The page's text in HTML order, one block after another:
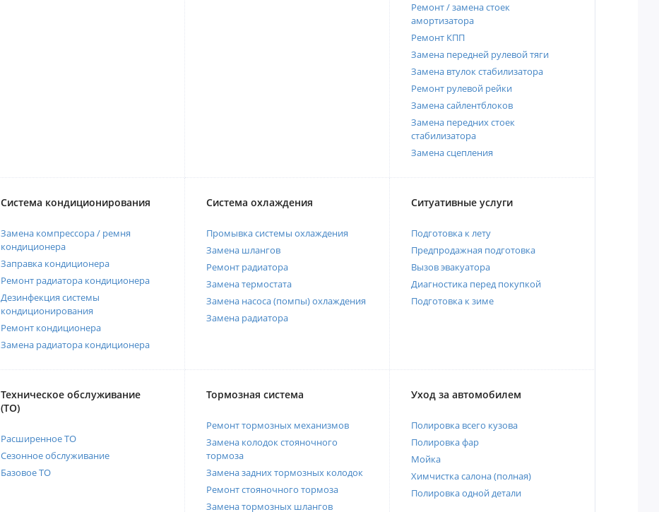
Ремонт / замена стоек
амортизатора
Ремонт КПП
Замена передней рулевой тяги
Замена втулок стабилизатора
Ремонт рулевой рейки
Замена сайлентблоков
Замена передних стоек
стабилизатора
Замена сцепления
Система кондиционирования
Замена компрессора / ремня
кондиционера
Заправка кондиционера
Ремонт радиатора кондиционера
Дезинфекция системы
кондиционирования
Ремонт кондиционера
Замена радиатора кондиционера
Система охлаждения
Промывка системы охлаждения
Замена шлангов
Ремонт радиатора
Замена термостата
Замена насоса (помпы) охлаждения
Замена радиатора
Ситуативные услуги
Подготовка к лету
Предпродажная подготовка
Вызов эвакуатора
Диагностика перед покупкой
Подготовка к зиме
Техническое обслуживание
(ТО)
Расширенное ТО
Сезонное обслуживание
Базовое ТО
Тормозная система
Ремонт тормозных механизмов
Замена колодок стояночного
тормоза
Замена задних тормозных колодок
Ремонт стояночного тормоза
Замена тормозных шлангов
Уход за автомобилем
Полировка всего кузова
Полировка фар
Мойка
Химчистка салона (полная)
Полировка одной детали